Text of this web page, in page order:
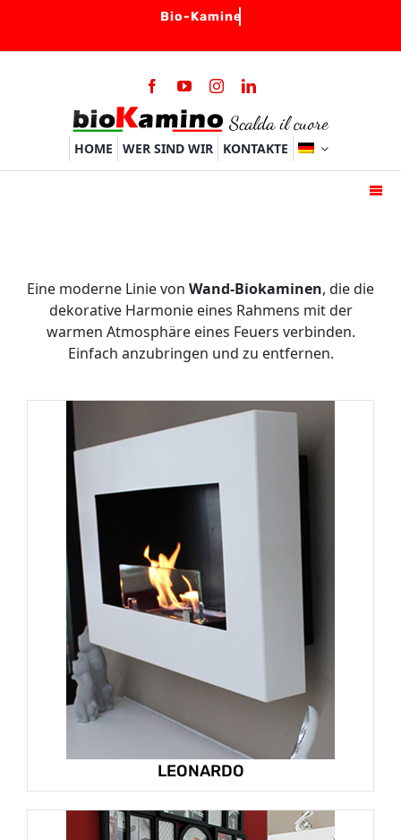
content
HOME WER SIND WIR KONTAKTE
BRENNER
ZUBEHOER
Eine moderne Linie von Wand-Biokaminen, die die
dekorative Harmonie eines Rahmens mit der
warmen Atmosphäre eines Feuers verbinden.
Einfach anzubringen und zu entfernen.
LEONARDO